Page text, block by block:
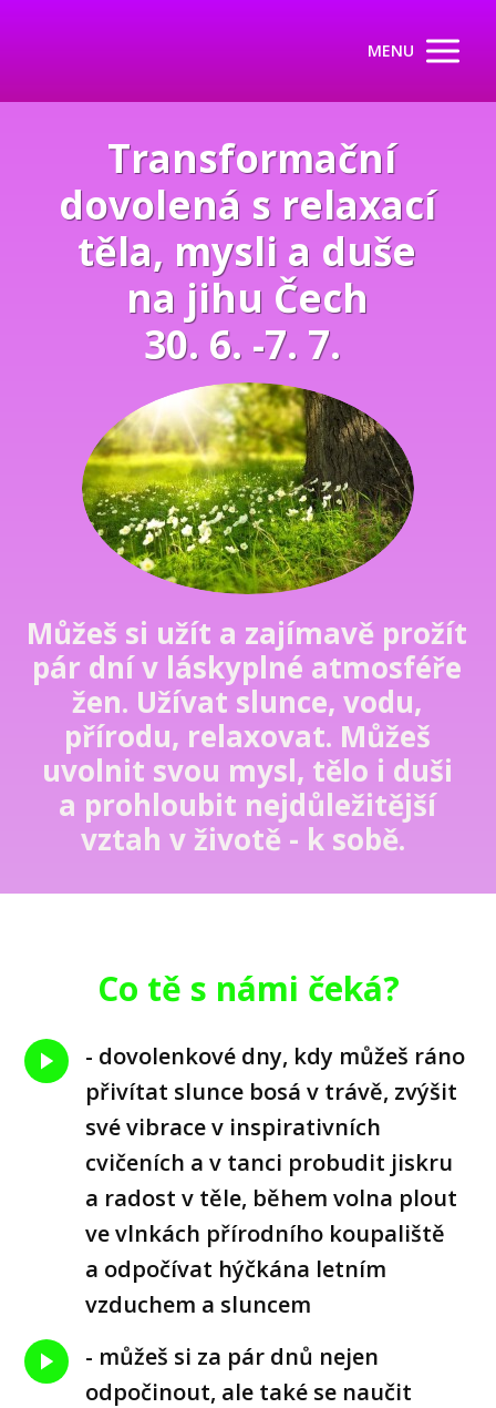
MENU
Transformační
dovolená s relaxací
těla, mysli a duše
na jihu Čech
30. 6. -7. 7.
Můžeš si užít a zajímavě prožít
pár dnív láskyplné atmosféře
žen. Užívat slunce, vodu,
přírodu, relaxovat. Můžeš
uvolnit svou mysl, tělo i duši
a prohloubit nejdůležitější
vztah v životě - k sobě.
Co tě s námi čeká?
- dovolenkové dny, kdy můžeš ráno
přivítat slunce bosá v trávě, zvýšit
své vibrace v inspirativních
cvičeních a v tanci probudit jiskru
a radost v těle, během volna plout
ve vlnkách přírodního koupaliště
a odpočívat hýčkána letním
vzduchem a sluncem
- můžeš si za pár dnů nejen
odpočinout, ale také se naučit